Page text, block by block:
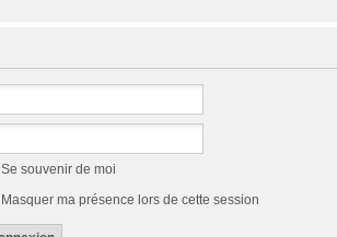
Se souvenir de moi
Masquer ma présence lors de cette session